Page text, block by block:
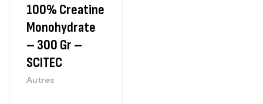
Creatine (CreapureⓇ) – 500g –
7Nutrition
CREATINE
100% Creatine
Monohydrate
– 300 Gr –
SCITEC
Autres